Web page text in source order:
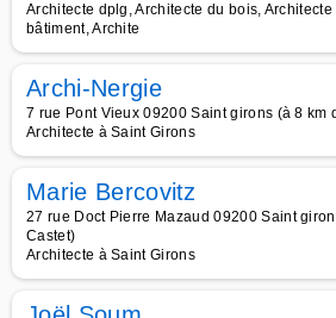
Architecte dplg, Architecte du bois,
bâtiment, Archite
Archi-Nergie
7 rue Pont Vieux 09200 Saint girons (à 8 km
Architecte à Saint Girons
Marie Bercovitz
27 rue Doct Pierre Mazaud 09200 Saint
Castet)
Architecte à Saint Girons